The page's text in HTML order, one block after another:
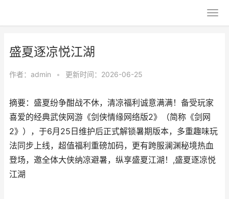
盛夏逐凉悦江湖
作者： admin • 更新时间：2026-06-25
摘要：盛夏纷争酣战不休，清凉福利诚意满满！备受玩家
喜爱的经典武侠网游《剑侠情缘网络版2》（简称《剑网
2》），于6月25日维护后正式解锁暑期版本，多重趣味玩
法同步上线，超值福利重磅加码，更有跨服澜渊秘境热血
登场，邀全体大侠纳凉避暑，纵享盛夏江湖！,盛夏逐凉悦
江湖